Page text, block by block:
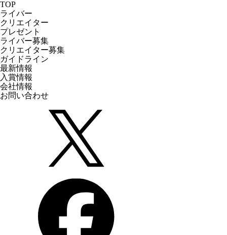
TOP
ライバー
クリエイター
プレゼント
ライバー募集
クリエイター募集
ガイドライン
最新情報
入賞情報
会社情報
お問い合わせ